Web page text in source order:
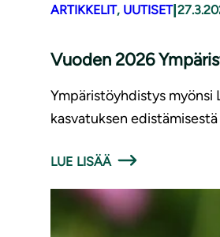
ARTIKKELIT, UUTISET|
Vuoden 2026
Ympäristöyhdistys
kasvatuksen edistämisestä
LUE LISÄÄ